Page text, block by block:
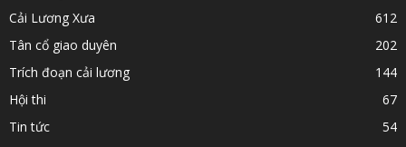
Cải Lương Xưa
612
Tân cổ giao duyên
202
Trích đoạn cải lương
144
Hội thi
67
Tin tức
54